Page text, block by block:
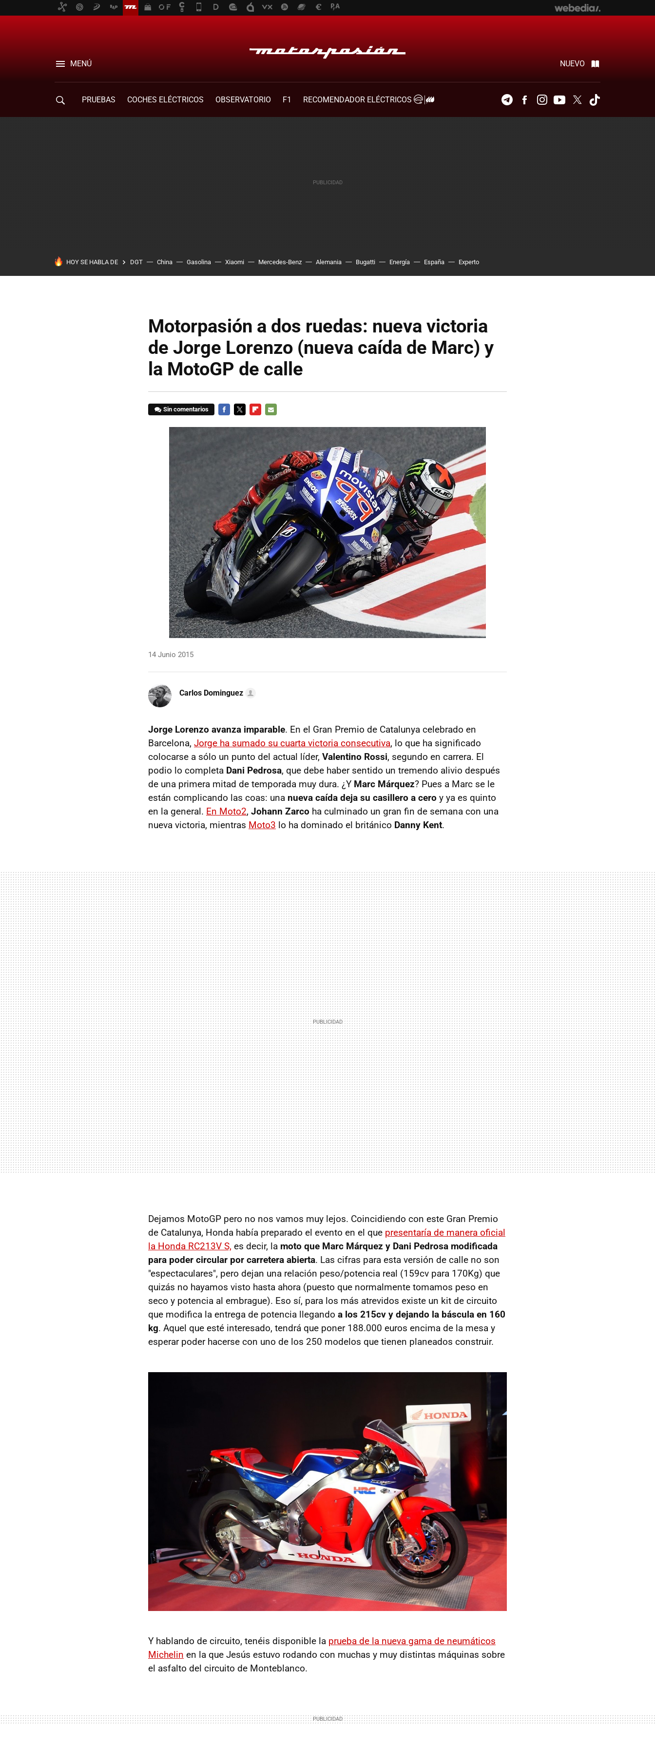
MENÚ NUEVO
PRUEBAS COCHES ELÉCTRICOS OBSERVATORIO F1
RECOMENDADOR ELÉCTRICOS
TelegramFacebookInstagramYoutubeTwitter
HOY SE HABLA DE DGT China Gasolina Xiaomi Mercedes-Benz Alemania Bugatti Energía España Experto
Motorpasión a dos ruedas: nueva victoria
de Jorge Lorenzo (nueva caída de Marc) y
la MotoGP de calle
Sin comentarios
14 Junio 2015
Carlos Dominguez
Jorge Lorenzo avanza imparable. En el Gran Premio de Catalunya celebrado en
Barcelona, Jorge ha sumado su cuarta victoria consecutiva, lo que ha significado
colocarse a sólo un punto del actual líder, Valentino Rossi, segundo en carrera. El
podio lo completa Dani Pedrosa, que debe haber sentido un tremendo alivio después
de una primera mitad de temporada muy dura. ¿Y Marc Márquez? Pues a Marc se le
están complicando las coas: una nueva caída deja su casillero a cero y ya es quinto
en la general. En Moto2, Johann Zarco ha culminado un gran fin de semana con una
nueva victoria, mientras Moto3 lo ha dominado el británico Danny Kent.
Dejamos MotoGP pero no nos vamos muy lejos. Coincidiendo con este Gran Premio
de Catalunya, Honda había preparado el evento en el que presentaría de manera oficial
la Honda RC213V S, es decir, la moto que Marc Márquez y Dani Pedrosa modificada
para poder circular por carretera abierta. Las cifras para esta versión de calle no son
"espectaculares", pero dejan una relación peso/potencia real (159cv para 170Kg) que
quizás no hayamos visto hasta ahora (puesto que normalmente tomamos peso en
seco y potencia al embrague). Eso sí, para los más atrevidos existe un kit de circuito
que modifica la entrega de potencia llegando a los 215cv y dejando la báscula en 160
kg. Aquel que esté interesado, tendrá que poner 188.000 euros encima de la mesa y
esperar poder hacerse con uno de los 250 modelos que tienen planeados construir.
Y hablando de circuito, tenéis disponible la prueba de la nueva gama de neumáticos
Michelin en la que Jesús estuvo rodando con muchas y muy distintas máquinas sobre
el asfalto del circuito de Monteblanco.